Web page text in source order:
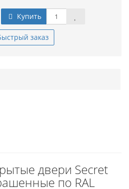
Купить
заказ
двери Secret
по RAL